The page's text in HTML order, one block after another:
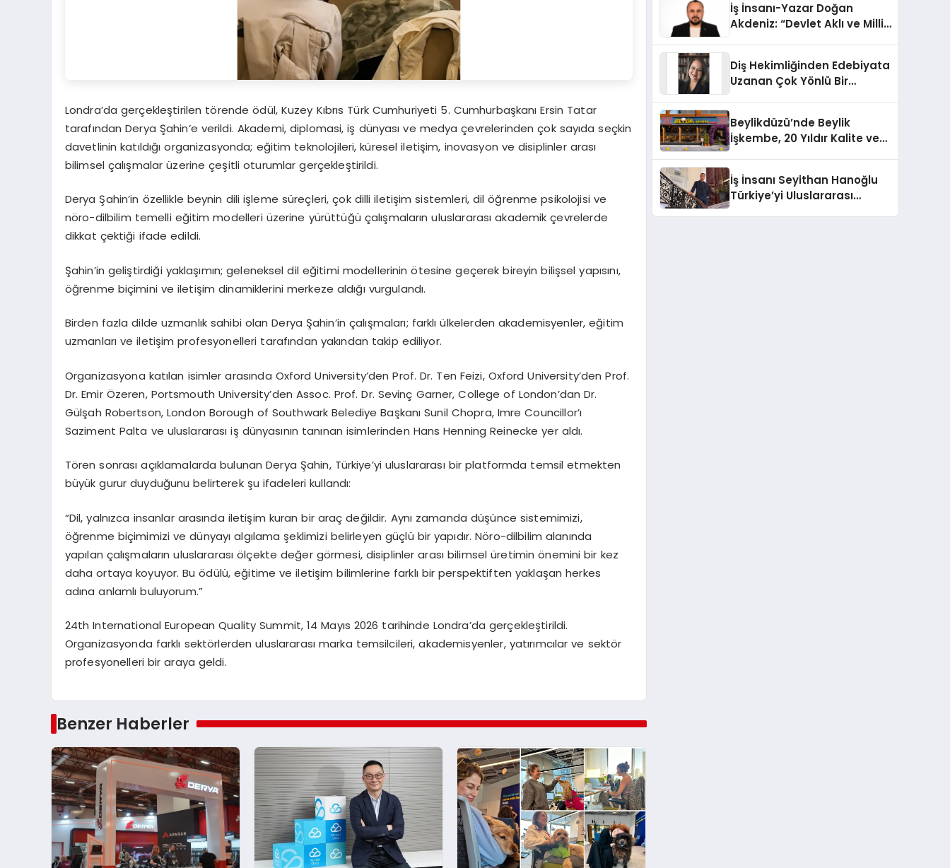
Londra’da gerçekleştirilen törende ödül, Kuzey Kıbrıs Türk Cumhuriyeti 5. Cumhurbaşkanı Ersin Tatar
tarafından Derya Şahin’e verildi. Akademi, diplomasi, iş dünyası ve medya çevrelerinden çok sayıda seçkin
davetlinin katıldığı organizasyonda; eğitim teknolojileri, küresel iletişim, inovasyon ve disiplinler arası
bilimsel çalışmalar üzerine çeşitli oturumlar gerçekleştirildi.
Derya Şahin’in özellikle beynin dili işleme süreçleri, çok dilli iletişim sistemleri, dil öğrenme psikolojisi ve
nöro-dilbilim temelli eğitim modelleri üzerine yürüttüğü çalışmaların uluslararası akademik çevrelerde
dikkat çektiği ifade edildi.
Şahin’in geliştirdiği yaklaşımın; geleneksel dil eğitimi modellerinin ötesine geçerek bireyin bilişsel yapısını,
öğrenme biçimini ve iletişim dinamiklerini merkeze aldığı vurgulandı.
Birden fazla dilde uzmanlık sahibi olan Derya Şahin’in çalışmaları; farklı ülkelerden akademisyenler, eğitim
uzmanları ve iletişim profesyonelleri tarafından yakından takip ediliyor.
Organizasyona katılan isimler arasında Oxford University’den Prof. Dr. Ten Feizi, Oxford University’den Prof.
Dr. Emir Özeren, Portsmouth University’den Assoc. Prof. Dr. Sevinç Garner, College of London’dan Dr.
Gülşah Robertson, London Borough of Southwark Belediye Başkanı Sunil Chopra, Imre Councillor’ı
Saziment Palta ve uluslararası iş dünyasının tanınan isimlerinden Hans Henning Reinecke yer aldı.
Tören sonrası açıklamalarda bulunan Derya Şahin, Türkiye’yi uluslararası bir platformda temsil etmekten
büyük gurur duyduğunu belirterek şu ifadeleri kullandı:
“Dil, yalnızca insanlar arasında iletişim kuran bir araç değildir. Aynı zamanda düşünce sistemimizi,
öğrenme biçimimizi ve dünyayı algılama şeklimizi belirleyen güçlü bir yapıdır. Nöro-dilbilim alanında
yapılan çalışmaların uluslararası ölçekte değer görmesi, disiplinler arası bilimsel üretimin önemini bir kez
daha ortaya koyuyor. Bu ödülü, eğitime ve iletişim bilimlerine farklı bir perspektiften yaklaşan herkes
adına anlamlı buluyorum.”
24th International European Quality Summit, 14 Mayıs 2026 tarihinde Londra’da gerçekleştirildi.
Organizasyonda farklı sektörlerden uluslararası marka temsilcileri, akademisyenler, yatırımcılar ve sektör
profesyonelleri bir araya geldi.
Benzer Haberler
İş İnsanı-Yazar Doğan
Akdeniz: “Devlet Aklı ve Milli
Diş Hekimliğinden Edebiyata
Uzanan Çok Yönlü Bir
Beylikdüzü’nde Beylik
İşkembe, 20 Yıldır Kalite ve
İş İnsanı Seyithan Hanoğlu
Türkiye’yi Uluslararası